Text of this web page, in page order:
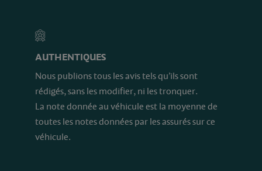
AUTHENTIQUES
Nous publions tous les avis tels qu’ils sont
rédigés, sans les modifier, ni les tronquer.
La note donnée au véhicule est la moyenne de
toutes les notes données par les assurés sur ce
véhicule.